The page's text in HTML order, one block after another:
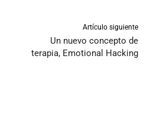
Artículo siguiente
Un nuevo concepto de
terapia, Emotional Hacking